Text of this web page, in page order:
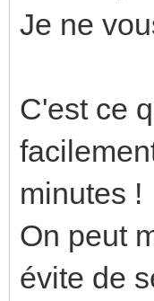
Je ne
C'est ce
minutes !
On peut
évite de